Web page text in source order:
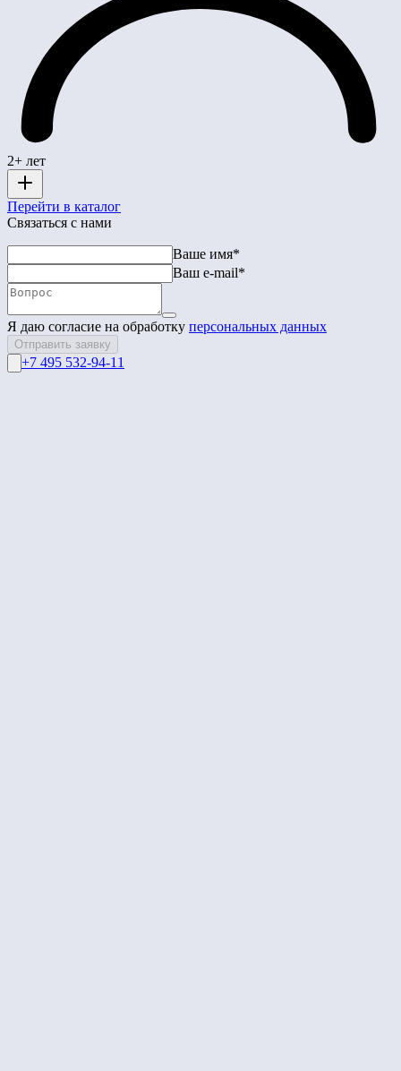
2+ лет
Перейти в каталог
Связаться с нами
Ваше имя*
Ваш e-mail*
Я даю согласие на обработку персональных данных
Отправить заявку
+7 495 532-94-11